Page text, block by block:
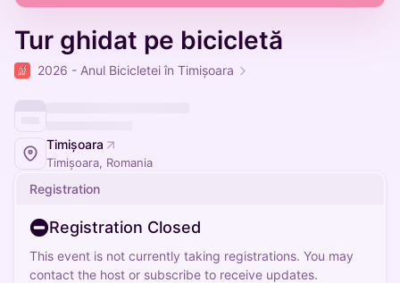
Tur ghidat pe bicicletă
2026 - Anul Bicicletei în Timișoara
Timișoara
Timișoara, Romania
Registration
Registration Closed
This event is not currently taking registrations. You may
contact the host or subscribe to receive updates.